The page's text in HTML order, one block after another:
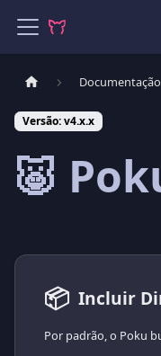
Documentação
Versão: v4.x.x
🐷
📦 Incluir